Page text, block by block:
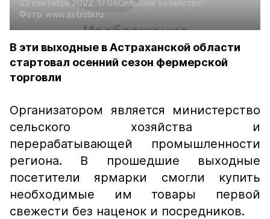
22 сентября 2022, 17:06Сельское хозяйство
Фото: www.astrobl.ru
В эти выходные в Астраханской области
стартовал осенний сезон фермерской
торговли
Организатором является министерство
сельского хозяйства и
перерабатывающей промышленности
региона. В прошедшие выходные
посетители ярмарки смогли купить
необходимые им товары первой
свежести без наценок и посредников.